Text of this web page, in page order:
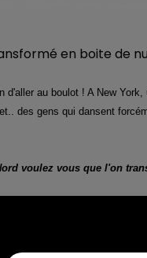
d'aller au boulot ! A New
des gens qui dansent
voulez vous que l'on